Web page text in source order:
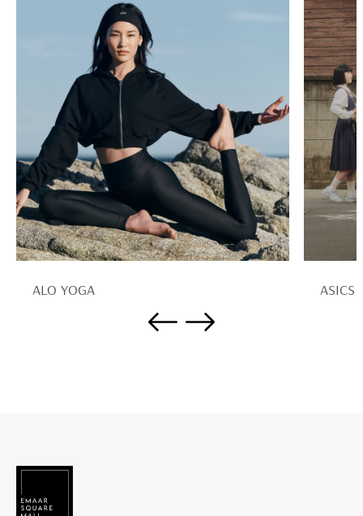
ALO YOGA ASICS